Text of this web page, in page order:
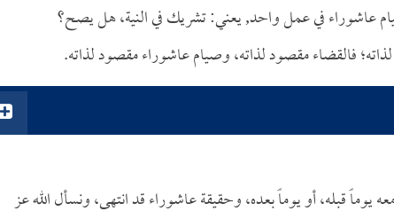
عاشوراء في عمل واحد, يعني: تشريك في النية، هل يصح؟
فالقضاء مقصود لذاته، وصيام عاشوراء مقصود لذاته.
قبله، أو يوماً بعده، وحقيقة عاشوراء قد انتهى، ونسأل الله عز